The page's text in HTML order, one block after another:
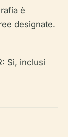
è
designate.
Sì, inclusi